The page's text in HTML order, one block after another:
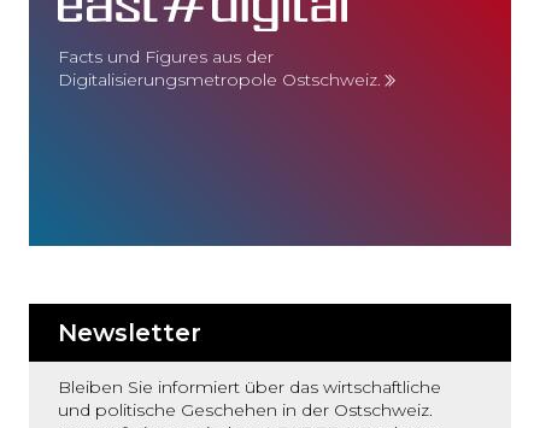
Facts und Figures aus der
Digitalisierungsmetropole Ostschweiz.
Newsletter
Bleiben Sie informiert über das wirtschaftliche
und politische Geschehen in der Ostschweiz.